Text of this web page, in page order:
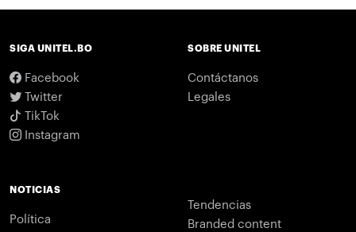
SIGA UNITEL.BO
Facebook
Twitter
TikTok
Instagram
SOBRE UNITEL
Contáctanos
Legales
NOTICIAS
Política
Tendencias
Branded content